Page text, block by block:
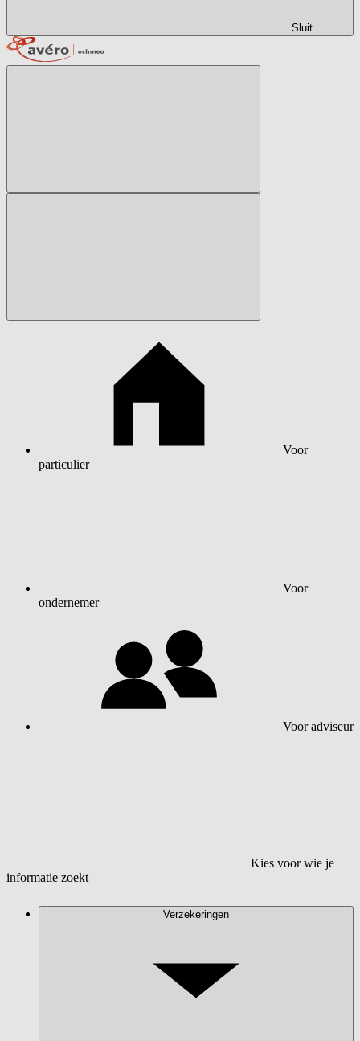
Sluit
Voor
particulier
Voor
ondernemer
Voor adviseur
Kies voor wie je
informatie zoekt
Verzekeringen